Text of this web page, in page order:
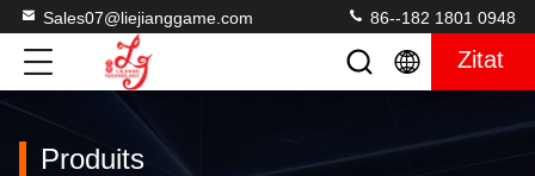
Sales07@liejianggame.com 86--182 1801 0948
Zitat
Produits